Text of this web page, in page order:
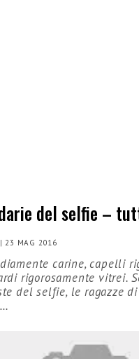
del selfie –
| 23 MAG 2016
carine, capelli
rigorosamente vitrei.
del selfie, le ragazze